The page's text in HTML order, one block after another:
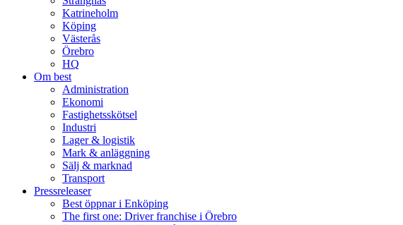
Katrineholm
Köping
Västerås
Örebro
HQ
Om best
Administration
Ekonomi
Fastighetsskötsel
Industri
Lager & logistik
Mark & anläggning
Sälj & marknad
Transport
Pressreleaser
Best öppnar i Enköping
The first one: Driver franchise i Örebro